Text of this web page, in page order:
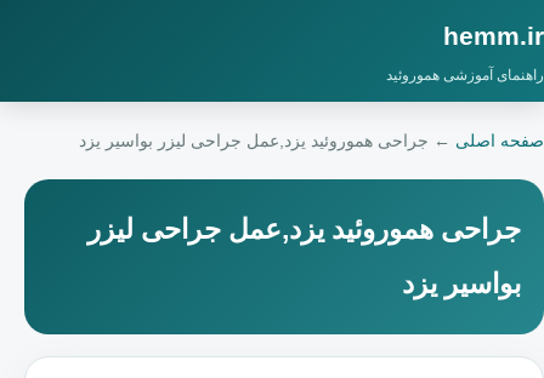
hemm.ir
راهنمای آموزشی هموروئید
صفحه اصلی ← جراحی هموروئید یزد,عمل جراحی لیزر بواسیر یزد
جراحی هموروئید یزد,عمل جراحی لیزر
بواسیر یزد